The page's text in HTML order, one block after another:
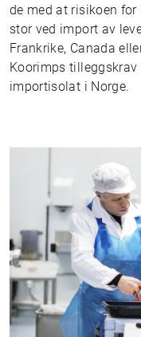
de med at risikoen
stor ved import av
Frankrike, Canada
Koorimps
importisolat i Norge.